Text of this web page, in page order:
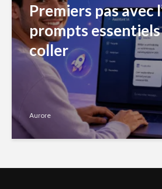
Premiers pas avec
prompts
coller
Aurore